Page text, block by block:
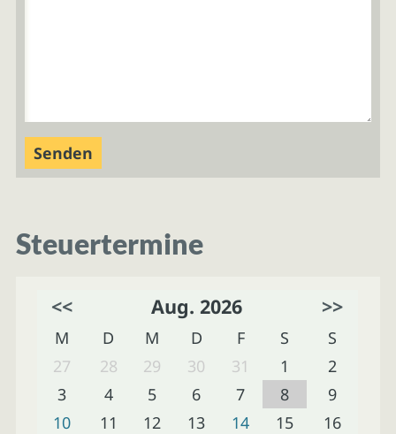
Steuertermine
<< Aug. 2026 >>
M D M D F S
S
27
28 29 30 31 1
2
3
4 5 6 7 8
9
10
11 12 13 14 15
16